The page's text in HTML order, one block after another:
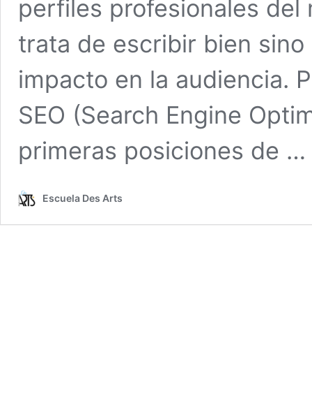
perfiles profesionales del
trata de escribir bien
impacto en la audiencia.
SEO (Search Engine
primeras posiciones de …
Escuela Des Arts